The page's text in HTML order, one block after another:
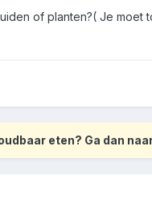
of planten?( Je moet
eten? Ga dan